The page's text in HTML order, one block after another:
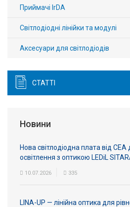
Приймачі IrDA
Світлодіодні лінійки та модулі
Аксесуари для світлодіодів
СТАТТІ
Новини
Нова світлодіодна плата від СЕА
освітлення з оптикою LEDiL
10.07.2026 335
LINA-UP — лінійна оптика для